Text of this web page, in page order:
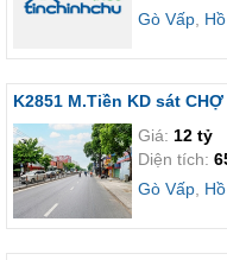
Gò Vấp
K2851 M.Tiền KD sát
Giá: 12 tỷ
Diện tích:
Gò Vấp